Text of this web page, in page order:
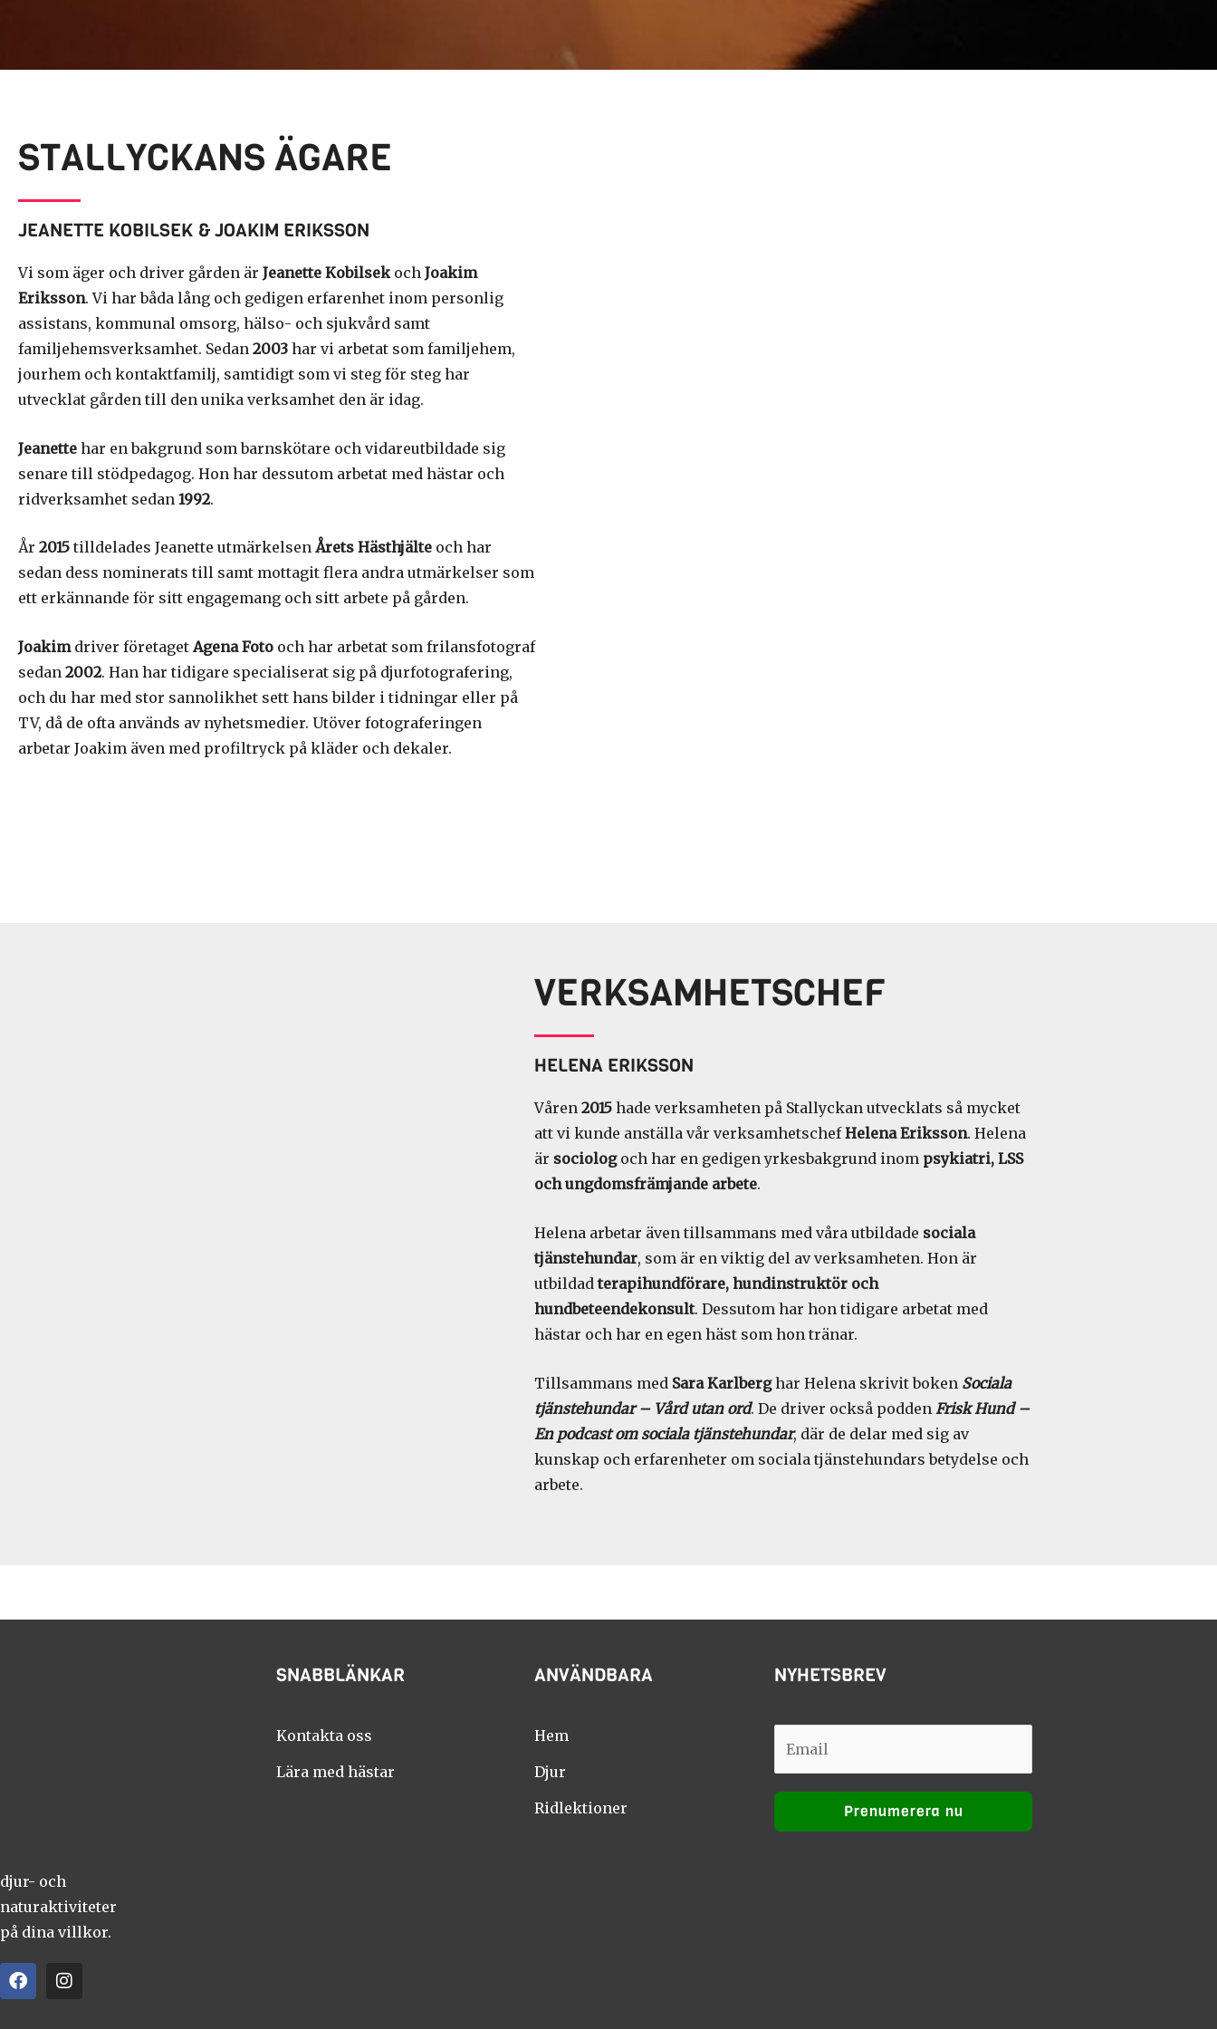
STALLYCKANS ÄGARE
JEANETTE KOBILSEK & JOAKIM ERIKSSON
Vi som äger och driver gården är Jeanette Kobilsekoch Joakim
Eriksson. Vi har båda lång och gedigen erfarenhet inom personlig
assistans, kommunal omsorg, hälso- och sjukvård samt
familjehemsverksamhet. Sedan 2003 har vi arbetat som familjehem,
jourhem och kontaktfamilj, samtidigt som vi steg för steg har
utvecklat gården till den unika verksamhet den är idag.
Jeanette har en bakgrund som barnskötare och vidareutbildade sig
senare till stödpedagog. Hon har dessutom arbetat med hästar och
ridverksamhet sedan 1992.
År 2015 tilldelades Jeanette utmärkelsen Årets Hästhjälte och har
sedan dess nominerats till samt mottagit flera andra utmärkelser som
ett erkännande för sitt engagemang och sitt arbete på gården.
Joakimdriver företaget Agena Foto och har arbetat som frilansfotograf
sedan 2002. Han har tidigare specialiserat sig på djurfotografering,
och du har med stor sannolikhet sett hans bilder i tidningar eller på
TV, då de ofta används av nyhetsmedier. Utöver fotograferingen
arbetar Joakim även med profiltryck på kläder och dekaler.
VERKSAMHETSCHEF
HELENA ERIKSSON
Våren 2015 hade verksamheten på Stallyckan utvecklats så mycket
att vi kunde anställa vår verksamhetschefHelena Eriksson. Helena
är sociologoch har en gedigen yrkesbakgrund inom psykiatri, LSS
och ungdomsfrämjande arbete.
Helena arbetar även tillsammans med våra utbildade sociala
tjänstehundar, som är en viktig del av verksamheten. Hon är
utbildadterapihundförare, hundinstruktör och
hundbeteendekonsult. Dessutom har hon tidigare arbetat med
hästar och har en egen häst som hon tränar.
Tillsammans med Sara Karlberghar Helena skrivit boken Sociala
tjänstehundar – Vård utan ord. De driver också podden Frisk Hund –
En podcast om sociala tjänstehundar, där de delar med sig av
kunskap och erfarenheter om sociala tjänstehundars betydelse och
arbete.
djur- och
naturaktiviteter
på dina villkor.
F
a
c
I
n
SNABBLÄNKAR
Kontakta oss
Lära med hästar
ANVÄNDBARA
Hem
Djur
Ridlektioner
NYHETSBREV
E
m
a
l
a
Prenumerera nu